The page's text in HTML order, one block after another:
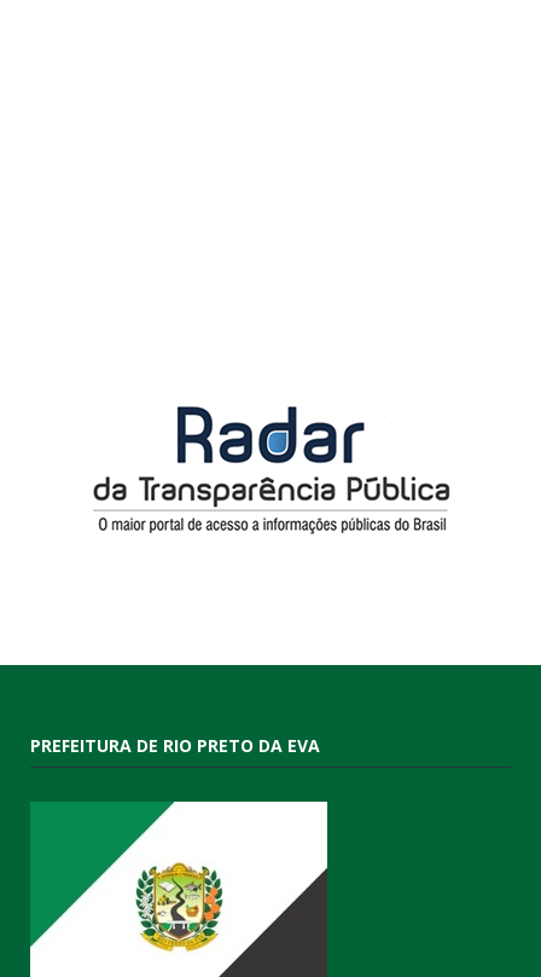
PREFEITURA DE RIO PRETO DA EVA